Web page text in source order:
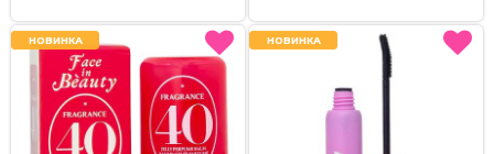
НОВИНКА
НОВИНКА НОВИНКА
НОВИНКА